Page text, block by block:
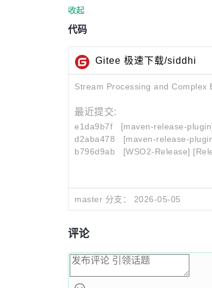
收起
代码
Gitee 极速下载/siddhi
Stream Processing and Complex
最近提交:
e1da9b7f [maven-release-
d2aba478
[maven-release-
b796d9ab
[WSO2-Release]
master 分支： 2026-05-05
评论